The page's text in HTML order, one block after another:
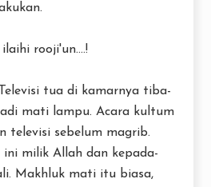
rooji'un....!
tua di kamarnya tiba-
mati lampu. Acara kultum
televisi sebelum magrib.
ini milik Allah dan kepada-
Makhluk mati itu biasa,